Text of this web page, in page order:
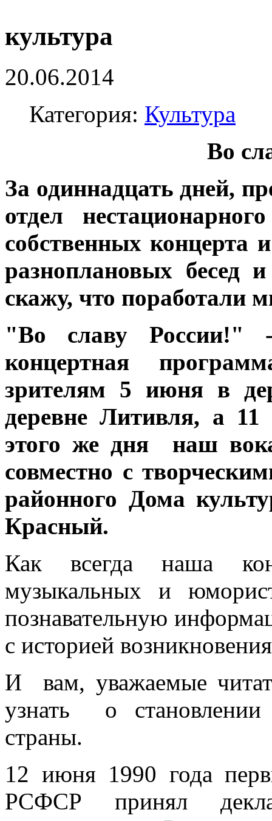
культура
20.06.2014
Категория: Культура
Во
За одиннадцать дней,
отдел
собственных концерта
разноплановых бесед
скажу, что поработали
"Во славу России!"
концертная
зрителям 5 июня в
деревне Литивля, а
этого же дня наш
совместно с
районного Дома
Красный.
Как всегда наша
музыкальных и
познавательную
с историей
И вам, уважаемые
узнать о становлении
страны.
12 июня 1990 года
РСФСР принял